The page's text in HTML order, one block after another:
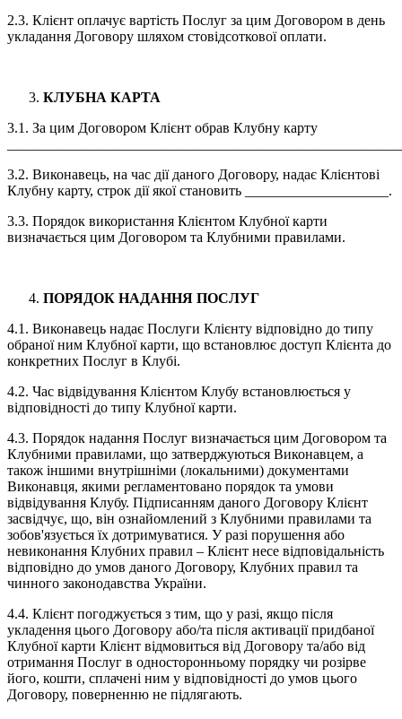
2.3. Клієнт оплачує вартість Послуг за цим Договором в день
укладання Договору шляхом стовідсоткової оплати.
КЛУБНА КАРТА
3.1. За цим Договором Клієнт обрав Клубну карту
3.2. Виконавець, на час дії даного Договору, надає Клієнтові
Клубну карту, строк дії якої становить ____________________.
3.3. Порядок використання Клієнтом Клубної карти
визначається цим Договором та Клубними правилами.
ПОРЯДОК НАДАННЯ ПОСЛУГ
4.1. Виконавець надає Послуги Клієнту відповідно до типу
обраної ним Клубної карти, що встановлює доступ Клієнта до
конкретних Послуг в Клубі.
4.2. Час відвідування Клієнтом Клубу встановлюється у
відповідності до типу Клубної карти.
4.3. Порядок надання Послуг визначається цим Договором та
Клубними правилами, що затверджуються Виконавцем, а
також іншими внутрішніми (локальними) документами
Виконавця, якими регламентовано порядок та умови
відвідування Клубу. Підписанням даного Договору Клієнт
засвідчує, що, він ознайомлений з Клубними правилами та
зобов'язується їх дотримуватися. У разі порушення або
невиконання Клубних правил – Клієнт несе відповідальність
відповідно до умов даного Договору, Клубних правил та
чинного законодавства України.
4.4. Клієнт погоджується з тим, що у разі, якщо після
укладення цього Договору або/та після активації придбаної
Клубної карти Клієнт відмовиться від Договору та/або від
отримання Послуг в односторонньому порядку чи розірве
його, кошти, сплачені ним у відповідності до умов цього
Договору, поверненню не підлягають.